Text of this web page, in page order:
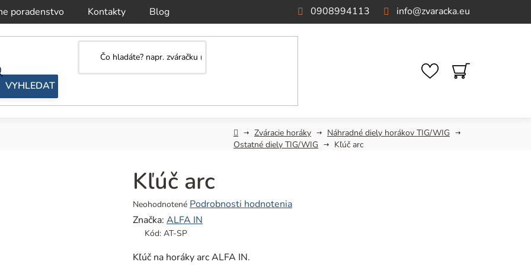
poradenstvo Kontakty Blog info@zvaracka.eu
0908994113
NÁKUPNÝ
KOŠÍK
DomovZváracie horáky
Náhradné diely horákov TIG/WIG
Ostatné diely TIG/WIG
Kľúč arc
Kľúč arc
Priemerné
hodnotenie
produktu
0,0
Neohodnotené Podrobnosti hodnotenia
Značka: ALFA IN
Kód: AT-SP
Kľúč na horáky arc ALFA IN.